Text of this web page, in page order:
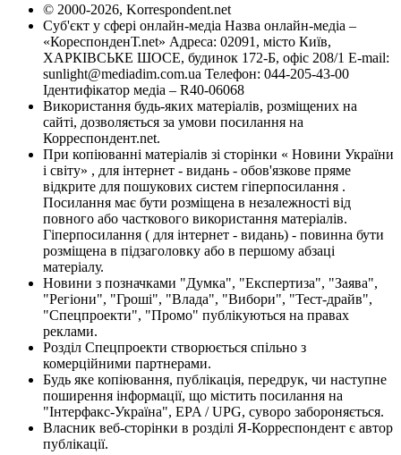
© 2000-2026, Korrespondent.net
Суб'єкт у сфері онлайн-медіа Назва онлайн-медіа –
«КореспонденТ.net» Адреса: 02091, місто Київ,
ХАРКІВСЬКЕ ШОСЕ, будинок 172-Б, офіс 208/1 E-mail:
sunlight@mediadim.com.ua Телефон: 044-205-43-00
Ідентифікатор медіа – R40-06068
Використання будь-яких матеріалів, розміщених на
сайті, дозволяється за умови посилання на
Корреспондент.net.
При копіюванні матеріалів зі сторінки « Новини України
і світу» , для інтернет - видань - обов'язкове пряме
відкрите для пошукових систем гіперпосилання .
Посилання має бути розміщена в незалежності від
повного або часткового використання матеріалів.
Гіперпосилання ( для інтернет - видань) - повинна бути
розміщена в підзаголовку або в першому абзаці
матеріалу.
Новини з позначками "Думка", "Експертиза", "Заява",
"Регіони", "Гроші", "Влада", "Вибори", "Тест-драйв",
"Спецпроекти", "Промо" публікуються на правах
реклами.
Розділ Спецпроекти створюється спільно з
комерційними партнерами.
Будь яке копіювання, публікація, передрук, чи наступне
поширення інформації, що містить посилання на
"Інтерфакс-Україна", EPA / UPG, суворо забороняється.
Власник веб-сторінки в розділі Я-Корреспондент є автор
публікації.